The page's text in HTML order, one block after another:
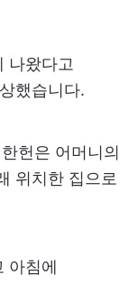
나왔다고
했습니다.
헌은 어머니의
위치한 집으로
아침에